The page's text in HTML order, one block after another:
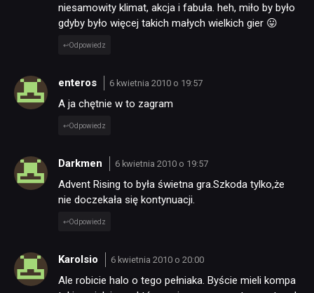
niesamowity klimat, akcja i fabuła. heh, miło by było
gdyby było więcej takich małych wielkich gier 😛
Odpowiedz
enteros 6 kwietnia 2010 o 19:57
A ja chętnie w to zagram
Odpowiedz
Darkmen 6 kwietnia 2010 o 19:57
Advent Rising to była świetna gra.Szkoda tylko,że
nie doczekała się kontynuacji.
Odpowiedz
Karolsio 6 kwietnia 2010 o 20:00
Ale robicie halo o tego pełniaka. Byście mieli kompa